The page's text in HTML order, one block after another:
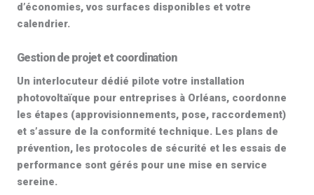
d’économies, vos surfaces disponibles et votre
calendrier.
Gestion de projet et coordination
Un interlocuteur dédié pilote votre installation
photovoltaïque pour entreprises à Orléans, coordonne
les étapes (approvisionnements, pose, raccordement)
et s’assure de la conformité technique. Les plans de
prévention, les protocoles de sécurité et les essais de
performance sont gérés pour une mise en service
sereine.